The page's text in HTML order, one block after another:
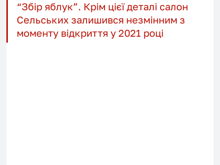
“Збір яблук”. Крім цієї деталі салон
Сельських залишився незмінним з
моменту відкриття у 2021 році